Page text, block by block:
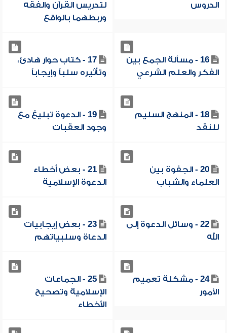
الدروس
لتدريس القرآن والفقه
وربطهما بالواقع
16 - مسألة الجمع بين
الفكر والعلم الشرعي
17 - كتاب حوار هادئ،
وتأثيره سلباً وإيجاباً
18 - المنهج السليم
للنقد
19 - الدعوة تبليغ مع
وجود العقبات
20 - الجفوة بين
العلماء والشباب
21 - بعض أخطاء
الدعوة الإسلامية
22 - وسائل الدعوة إلى
الله
23 - بعض إيجابيات
الدعاة وسلبياتهم
24 - مشكلة تعميم
الأمور
25 - الجماعات
الإسلامية وتصحيح
الأخطاء